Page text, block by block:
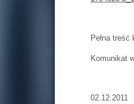
Pełna
Komunikat
02.12.2011